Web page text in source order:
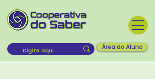
Área do Aluno